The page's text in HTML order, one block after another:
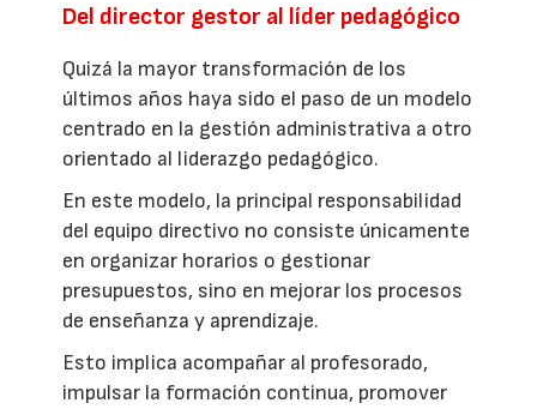
Del director gestor al líder pedagógico
Quizá la mayor transformación de los
últimos años haya sido el paso de un modelo
centrado en la gestión administrativa a otro
orientado al liderazgo pedagógico.
En este modelo, la principal responsabilidad
del equipo directivo no consiste únicamente
en organizar horarios o gestionar
presupuestos, sino en mejorar los procesos
de enseñanza y aprendizaje.
Esto implica acompañar al profesorado,
impulsar la formación continua, promover